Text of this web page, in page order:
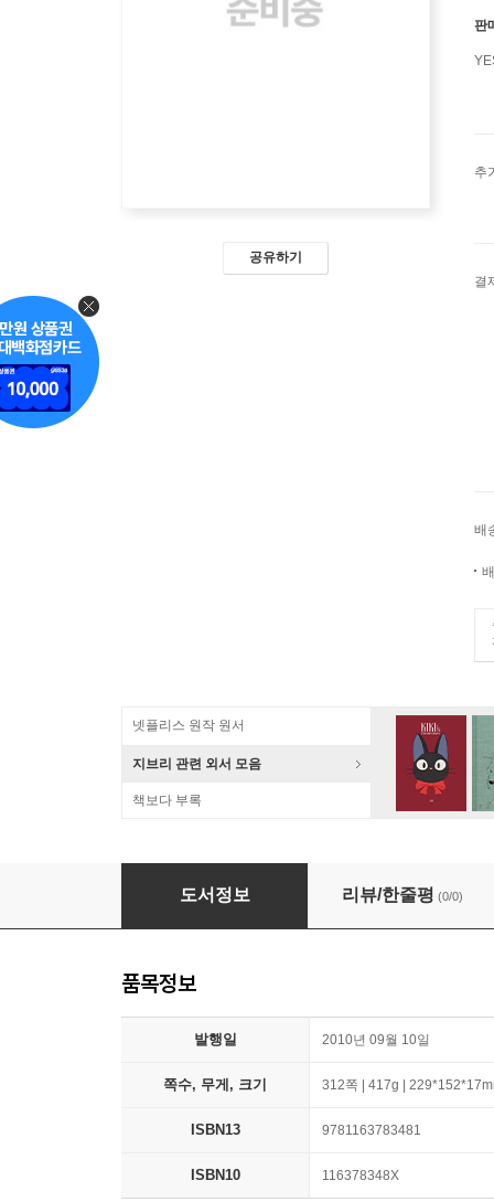
공유하기
판
추
결
배
넷플리스 원작 원서
지브리 관련 외서 모음
책보다 부록
Two Sides Of The Atlantic: Notes Of An
도서정보 리뷰/한줄평 (0/0)
품목정보
발행일 2010년 09월 10일
쪽수, 무게, 크기 312쪽 | 417g |
ISBN13 9781163783481
ISBN10 116378348X